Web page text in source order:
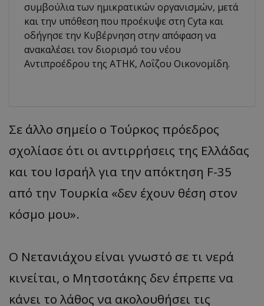
συμβούλια των ημικρατικών οργανισμών, μετά
και την υπόθεση που προέκυψε στη Cyta και
οδήγησε την Κυβέρνηση στην απόφαση να
ανακαλέσει τον διορισμό του νέου
Αντιπροέδρου της ΑΤΗΚ, Λοΐζου Οικονομίδη.
Σε άλλο σημείο ο Τούρκος πρόεδρος
σχολίασε ότι οι αντιρρήσεις της Ελλάδας
και του Ισραήλ για την απόκτηση F-35
από την Τουρκία «δεν έχουν θέση στον
κόσμο μου».
Ο Νετανιάχου είναι γνωστό σε τι νερά
κινείται, ο Μητσοτάκης δεν έπρεπε να
κάνει το λάθος να ακολουθήσει τις